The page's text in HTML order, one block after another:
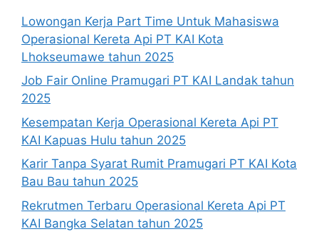
Lowongan Kerja Part Time Untuk Mahasiswa
Operasional Kereta Api PT KAI Kota
Lhokseumawe tahun 2025
Job Fair Online Pramugari PT KAI Landak tahun
2025
Kesempatan Kerja Operasional Kereta Api PT
KAI Kapuas Hulu tahun 2025
Karir Tanpa Syarat Rumit Pramugari PT KAI Kota
Bau Bau tahun 2025
Rekrutmen Terbaru Operasional Kereta Api PT
KAI Bangka Selatan tahun 2025